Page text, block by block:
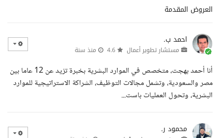
العروض المقدمة
احمد ب.
مستشار تطوير أعمال منذ سنة
أنا أحمد بهجت، متخصص في الموارد البشرية بخبرة تزيد عن 12 عاما بين
مصر والسعودية، وتشمل مجالات التوظيف، الشراكة الاستراتيجية للموارد
البشرية، وتحول العمليات باست...
محمود ر.